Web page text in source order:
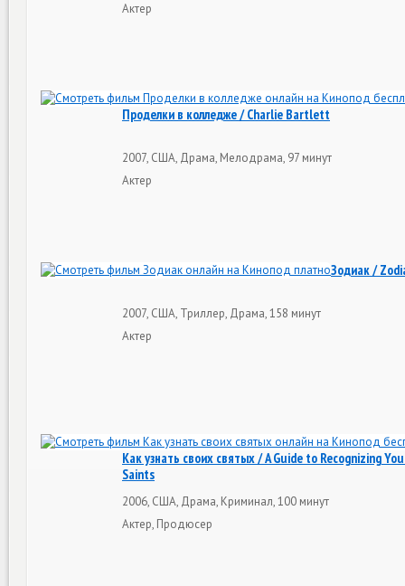
Актер
Проделки в колледже / Charlie Bartlett
2007, США, Драма, Мелодрама, 97 минут
Актер
Зодиак /
2007, США, Триллер, Драма, 158 минут
Актер
Как узнать своих святых / A Guide to Recognizing
Saints
2006, США, Драма, Криминал, 100 минут
Актер, Продюсер